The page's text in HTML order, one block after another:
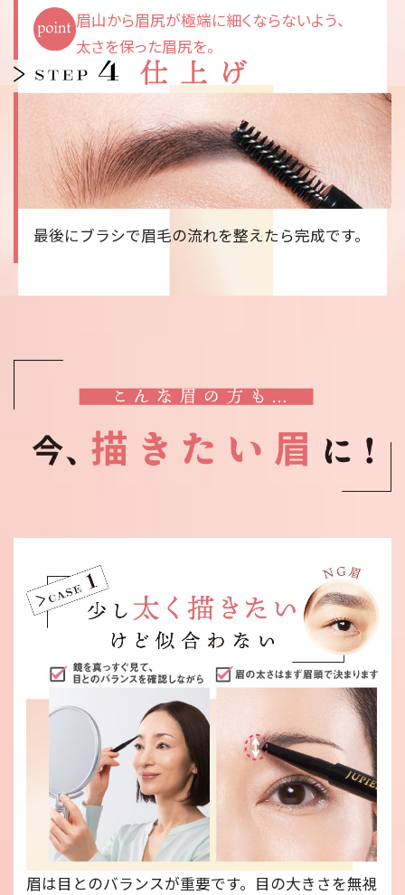
眉山から眉尻が極端に細くならないよう、
太さを保った眉尻を。
最後にブラシで眉毛の流れを整えたら完成です。
眉は目とのバランスが重要です。目の大きさを無視